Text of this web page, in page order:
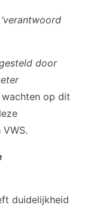
door
wachten op dit
duidelijkheid